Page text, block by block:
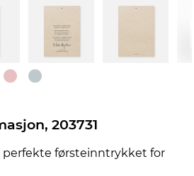
203731
perfekte førsteinntrykket for